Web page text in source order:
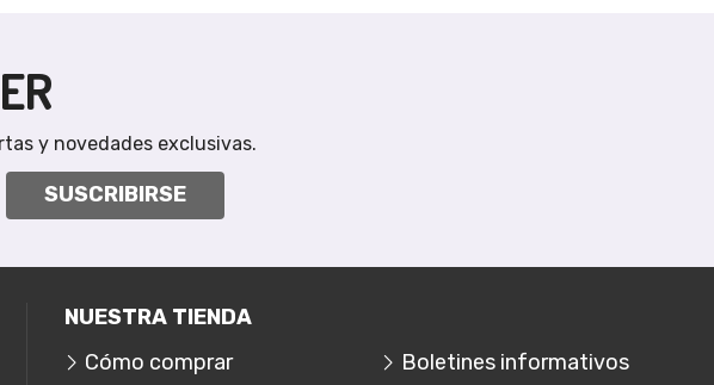
y novedades exclusivas.
SUSCRIBIRSE
NUESTRA TIENDA
Cómo comprar
Boletines informativos